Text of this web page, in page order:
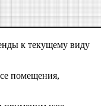
к текущему виду
помещения,